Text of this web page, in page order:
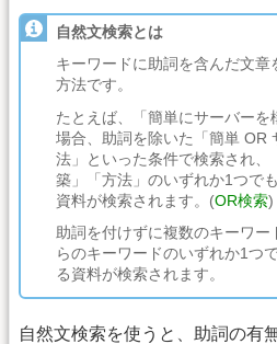
自然文検索とは
キーワードに助詞を含んだ文
方法です。
たとえば、「簡単にサーバーを
場合、助詞を除いた「簡単 OR
法」といった条件で検索され
築」「方法」のいずれか1つで
資料が検索されます。(OR検索)
助詞を付けずに複数のキーワ
らのキーワードのいずれか1つ
る資料が検索されます。
自然文検索を使うと、助詞の有